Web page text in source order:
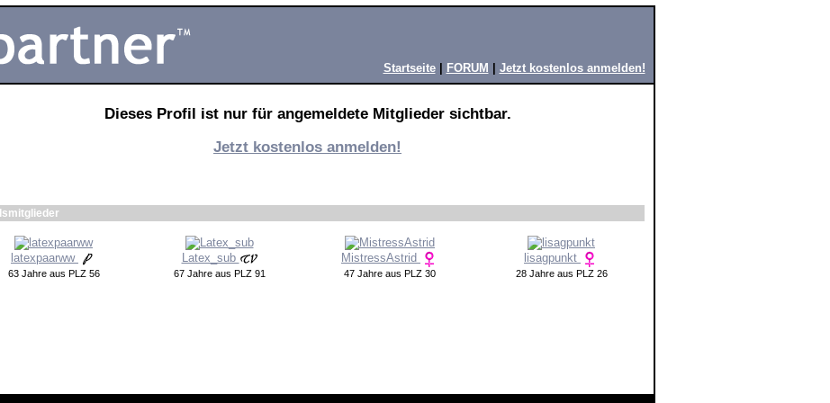
Startseite| FORUM Jetzt kostenlos anmelden!
Dieses Profil ist nur für angemeldete Mitglieder sichtbar.
Jetzt kostenlos anmelden!